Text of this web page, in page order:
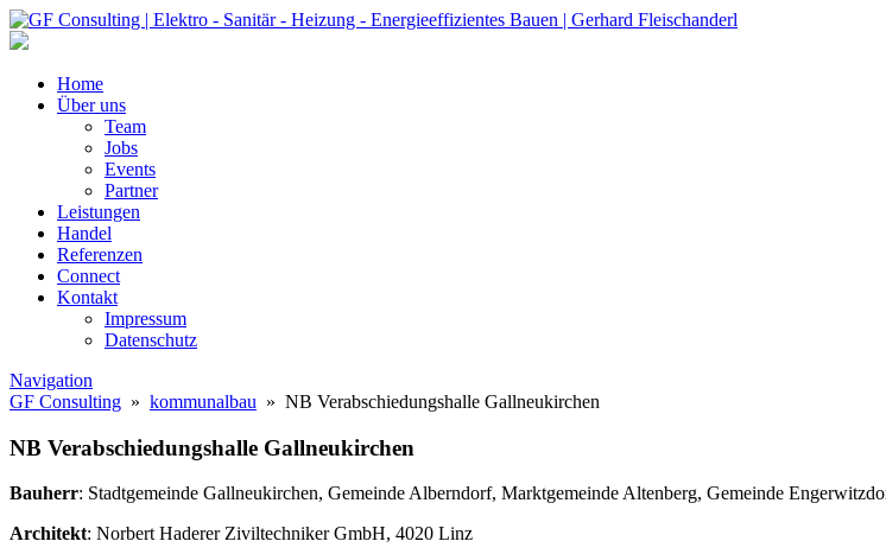
Home
Über uns
Team
Jobs
Events
Partner
Leistungen
Handel
Referenzen
Connect
Kontakt
Impressum
Datenschutz
Navigation
GF Consulting » kommunalbau » NB Verabschiedungshalle Gallneukirchen
NB Verabschiedungshalle Gallneukirchen
Bauherr: Stadtgemeinde Gallneukirchen, Gemeinde Alberndorf, Marktgemeinde Altenberg, Gemeinde
Architekt: Norbert Haderer Ziviltechniker GmbH, 4020 Linz